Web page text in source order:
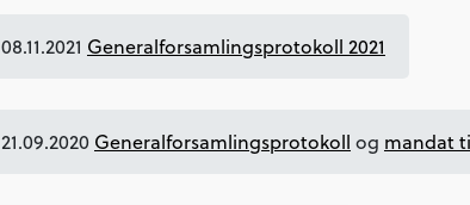
08.11.2021 Generalforsamlingsprotokoll 2021
21.09.2020 Generalforsamlingsprotokoll og mandat